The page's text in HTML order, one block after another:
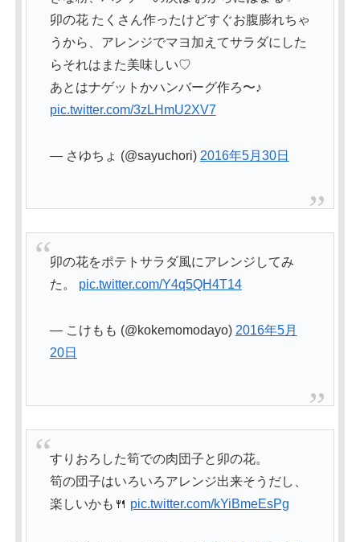
卯の花 たくさん作ったけどすぐお腹膨れちゃ
うから、アレンジでマヨ加えてサラダにした
らそれはまた美味しい♡
あとはナゲットかハンバーグ作ろ〜♪
pic.twitter.com/3zLHmU2XV7
— さゆちょ (@sayuchori) 2016年5月30日
卯の花をポテトサラダ風にアレンジしてみ
た。 pic.twitter.com/Y4q5QH4T14
— こけもも (@kokemomodayo) 2016年5月
20日
すりおろした筍での肉団子と卯の花。
筍の団子はいろいろアレンジ出来そうだし、
楽しいかも🍴 pic.twitter.com/kYiBmeEsPg